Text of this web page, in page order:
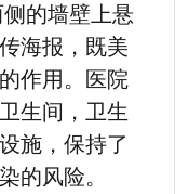
的墙壁上悬
海报，既美
作用。医院
生间，卫生
施，保持了
的风险。